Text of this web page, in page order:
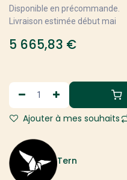
Disponible en précommande.
Livraison estimée début mai
5 665,83 €
Ajouter à mes souhaits
Tern